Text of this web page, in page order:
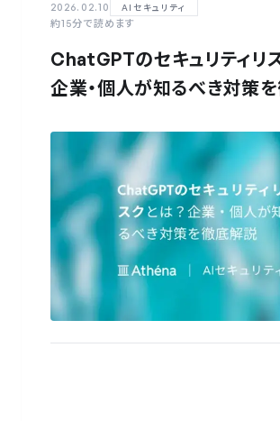
2026.02.10 AIセキュリティ
約15分で読めます
ChatGPTのセキュリティリ
企業・個人が知るべき対策